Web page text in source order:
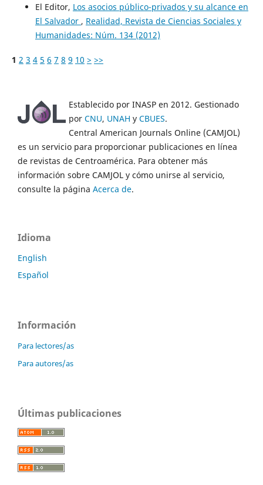
El Editor, Los asocios público-privados y su alcance en
El Salvador , Realidad, Revista de Ciencias Sociales y
Humanidades: Núm. 134 (2012)
1 2 3 4 5 6 7 8 9 10 > >>
Establecido por INASP en 2012. Gestionado
por CNU, UNAH y CBUES.
Central American Journals Online (CAMJOL)
es un servicio para proporcionar publicaciones en línea
de revistas de Centroamérica. Para obtener más
información sobre CAMJOL y cómo unirse al servicio,
consulte la página Acerca de.
Idioma
English
Español
Información
Para lectores/as
Para autores/as
Últimas publicaciones